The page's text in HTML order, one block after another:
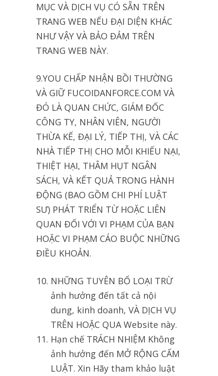
MỤC VÀ DỊCH VỤ CÓ SẴN TRÊN
TRANG WEB NẾU ĐẠI DIỆN KHÁC
NHƯ VẬY VÀ BẢO ĐẢM TRÊN
TRANG WEB NÀY.
9.YOU CHẤP NHẬN BỒI THƯỜNG
VÀ GIỮ FUCOIDANFORCE.COM VÀ
ĐÓ LÀ QUAN CHỨC, GIÁM ĐỐC
CÔNG TY, NHÂN VIÊN, NGƯỜI
THỪA KẾ, ĐẠI LÝ, TIẾP THỊ, VÀ CÁC
NHÀ TIẾP THỊ CHO MỖI KHIẾU NẠI,
THIỆT HẠI, THÂM HỤT NGÂN
SÁCH, VÀ KẾT QUẢ TRONG HÀNH
ĐỘNG (BAO GỒM CHI PHÍ LUẬT
SƯ) PHÁT TRIỂN TỪ HOẶC LIÊN
QUAN ĐỐI VỚI VI PHẠM CỦA BẠN
HOẶC VI PHẠM CÁO BUỘC NHỮNG
ĐIỀU KHOẢN.
NHỮNG TUYÊN BỐ LOẠI TRỪ
ảnh hưởng đến tất cả nội
dung, kinh doanh, VÀ DỊCH VỤ
TRÊN HOẶC QUA Website này.
Hạn chế TRÁCH NHIỆM Không
ảnh hưởng đến MỞ RỘNG CẤM
LUẬT. Xin Hãy tham khảo luật